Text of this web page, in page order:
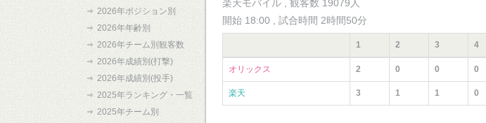
2026年ポジション別
2026年年齢別
2026年チーム別観客数
2026年成績別(打撃)
2026年成績別(投手)
2025年ランキング・一覧
2025年チーム別
楽天モバイル , 観客数 19079人
開始 18:00 , 試合時間 2時間50分
1 2 3 4
オリックス 2 0 0 0
楽天 3 1 1 0